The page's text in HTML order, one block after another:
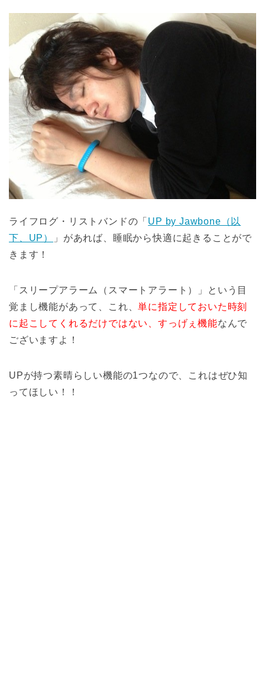
ライフログ・リストバンドの「 UP by Jawbone（以
下、UP）
」があれば、睡眠から快適に起きることがで
きます！
「スリープアラーム（スマートアラート）」という目
覚まし機能があって、これ、単に指定しておいた時刻
に起こしてくれるだけではない、すっげぇ機能なんで
ございますよ！
UPが持つ素晴らしい機能の1つなので、これはぜひ知
ってほしい！！